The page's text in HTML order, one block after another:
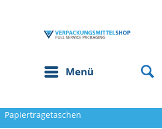
Menü
Papiertragetaschen